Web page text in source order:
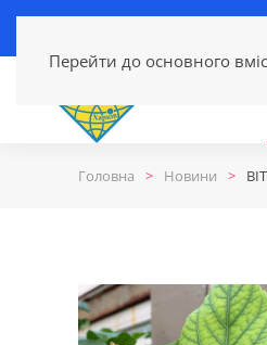
Перейти до основного
Головна Новини